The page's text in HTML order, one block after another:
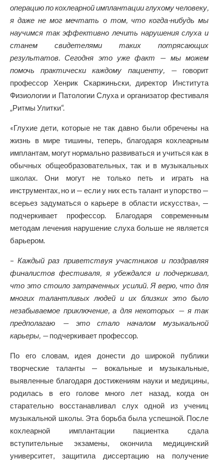
операцию по кохлеарной имплантации глухому человеку,
я даже не мог мечтать о том, что когда-нибудь мы
научимся так эффективно лечить нарушения слуха и
станем свидетелями таких потрясающих
результатов. Сегодня это уже факт — мы можем
помочь практически каждому пациенту, — говорит
профессор Хенрик Скаржиньски, директор Института
Физиологии и Патологии Слуха и организатор фестиваля
„Ритмы Улитки“.
«Глухие дети, которые не так давно были обречены на
жизнь в мире тишины, теперь, благодаря кохлеарным
имплантам, могут нормально развиваться и учиться как в
обычных общеобразовательных, так и в музыкальных
школах. Они могут не только петь и играть на
инструментах, но и — если у них есть талант и упорство —
всерьез задуматься о карьере в области искусства», —
подчеркивает профессор. Благодаря современным
методам лечения нарушение слуха больше не является
барьером.
–Каждый раз приветствуя участников и поздравляя
финалистов фестиваля, я убеждался и подчеркивал,
что это стоило затраченных усилий. Я верю, что для
многих талантливых людей и их близких это было
незабываемое приключение, а для некоторых — я так
предполагаю — это стало началом музыкальной
карьеры, —подчеркивает профессор.
По его словам, идея донести до широкой публики
творческие таланты — вокальные и музыкальные,
выявленные благодаря достижениям науки и медицины,
родилась в его голове много лет назад, когда он
старательно восстанавливал слух одной из учениц
музыкальной школы. Эта борьба была успешной. После
кохлеарной имплантации пациентка сдала
вступительные экзамены, окончила медицинский
университет, защитила диссертацию на получение